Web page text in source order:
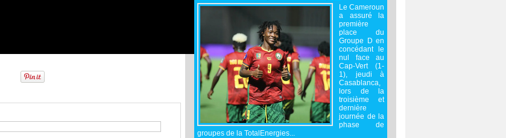
Le Cameroun
a assuré la
première
place du
Groupe D en
concédant le
nul face au
Cap-Vert (1-
1), jeudi à
Casablanca,
lors de la
troisième et
dernière
journée de la
phase de
groupes de la TotalEnergies...